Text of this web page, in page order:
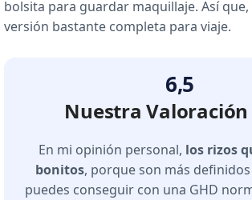
bolsita para guardar maquillaje. Así
versión bastante completa para viaje.
6,5
Nuestra
En mi opinión personal, los rizos
bonitos, porque son más
puedes conseguir con una GHD